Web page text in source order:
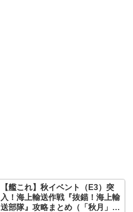
【艦これ】秋イベント（E3）突
入！海上輸送作戦『抜錨！海上輸
送部隊』攻略まとめ（「秋月」ド